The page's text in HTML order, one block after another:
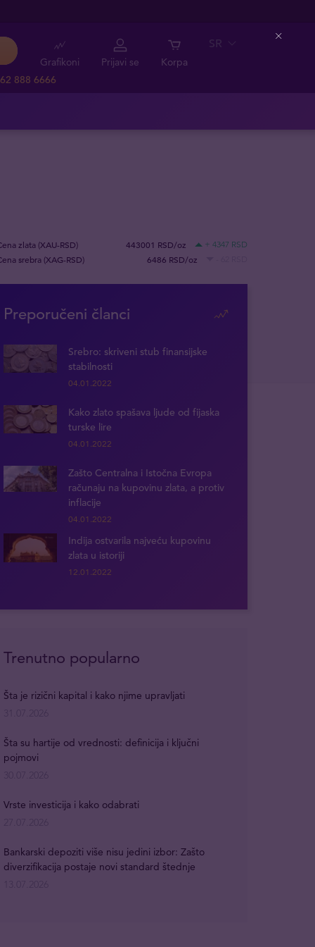
888 6666
Grafikoni Prijavi se Korpa
SR
zlata (XAU-RSD) 443001 RSD/oz + 4347 RSD
srebra (XAG-RSD) 6486 RSD/oz
Preporučeni članci
Srebro: skriveni stub finansijske
stabilnosti
04.01.2022
Kako zlato spašava ljude od fijaska
turske lire
04.01.2022
Zašto Centralna i Istočna Evropa
računaju na kupovinu zlata, a protiv
inflacije
04.01.2022
Indija ostvarila najveću kupovinu
zlata u istoriji
12.01.2022
Trenutno popularno
Šta je rizični kapital i kako njime upravljati
Šta su hartije od vrednosti: definicija i ključni
pojmovi
Vrste investicija i kako odabrati
Bankarski depoziti više nisu jedini izbor: Zašto
diverzifikacija postaje novi standard štednje
Close